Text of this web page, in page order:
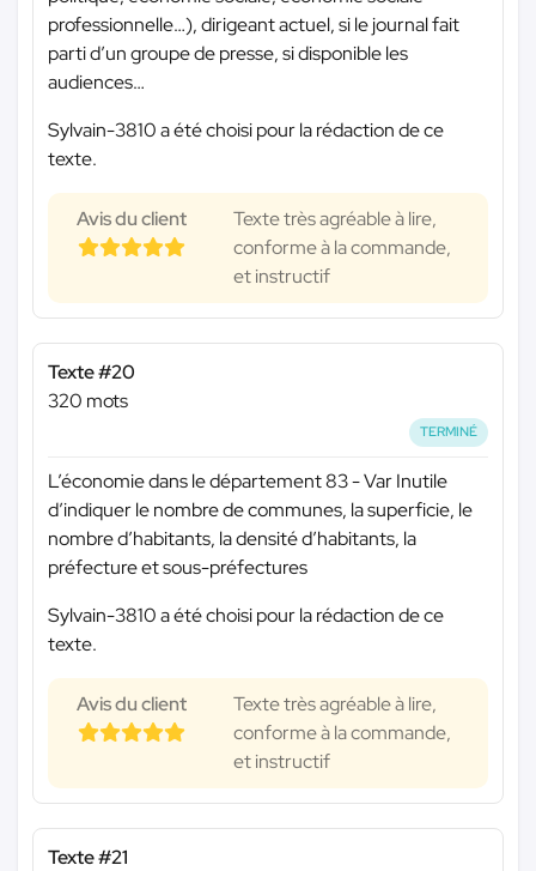
professionnelle…), dirigeant actuel, si le journal fait
parti d’un groupe de presse, si disponible les
audiences…
Sylvain-3810 a été choisi pour la rédaction de ce
texte.
Avis du client
Texte très agréable à lire,
conforme à la commande,
et instructif
Texte #20
320 mots
TERMINÉ
L’économie dans le département 83 - Var Inutile
d’indiquer le nombre de communes, la superficie, le
nombre d’habitants, la densité d’habitants, la
préfecture et sous-préfectures
Sylvain-3810 a été choisi pour la rédaction de ce
texte.
Avis du client
Texte très agréable à lire,
conforme à la commande,
et instructif
Texte #21